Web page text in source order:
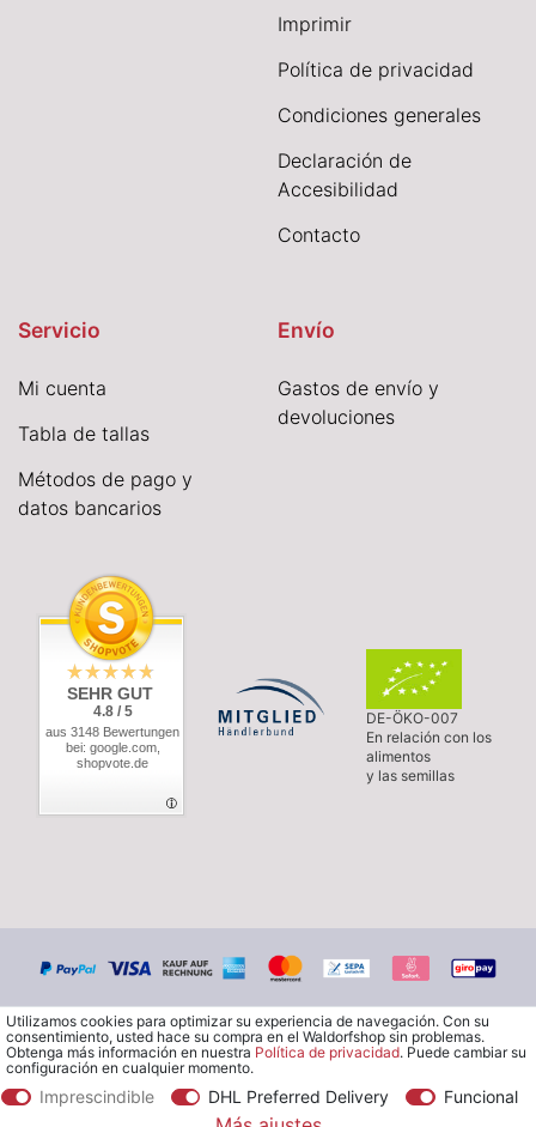
Imprimir
Política de privacidad
Condiciones generales
Declaración de
Accesibilidad
Contacto
Servicio
Mi cuenta
Tabla de tallas
Métodos de pago y
datos bancarios
Envío
Gastos de envío y
devoluciones
SEHR GUT
4.8 / 5
aus 3148 Bewertungen
bei: google.com,
shopvote.de
DE-ÖKO-007
En relación con los
alimentos
y las semillas
© Copyright 2026 Waldorfshop | Todos los derechos reservados.
Utilizamos cookies para optimizar su experiencia de navegación. Con su
consentimiento, usted hace su compra en el Waldorfshop sin problemas.
Obtenga más información en nuestra Política de privacidad. Puede cambiar su
configuración en cualquier momento.
Imprescindible DHL Preferred Delivery Funcional